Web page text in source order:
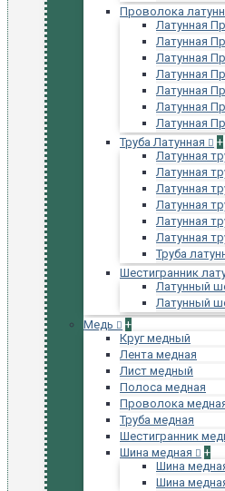
Проволока
Латунная
Латунная
Латунная
Латунная
Латунная
Латунная
Латунная
Труба Латунная
+
Латунная
Латунная
Латунная
Латунная
Латунная
Латунная
Труба
Шестигранник
Латунный
Латунный
Медь
+
Круг медный
Лента медная
Лист медный
Полоса медная
Проволока
Труба медная
Шестигранник
Шина медная
+
Шина
Шина